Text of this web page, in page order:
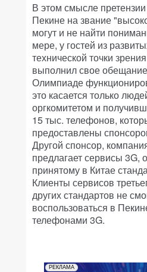
В этом смысле
Пекине на звание
могут и не найти
мере, у гостей из
технической точки
выполнил свое
Олимпиаде
это касается только
оргкомитетом и
15 тыс. телефонов,
предоставлены
Другой спонсор,
предлагает сервисы 3G,
принятому в Китае
Клиенты сервисов
других стандартов не
воспользоваться в
телефонами 3G.
РЕКЛАМА